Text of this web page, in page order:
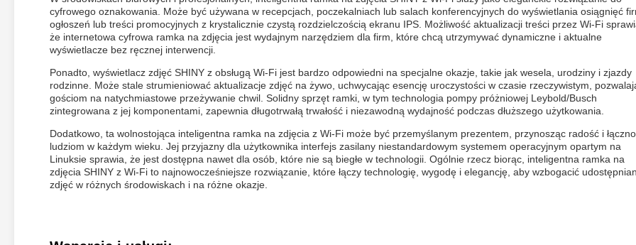
cyfrowego oznakowania. Może być używana w recepcjach, poczekalniach lub salach konferencyjnych do wyświetlania osiągnięć
ogłoszeń lub treści promocyjnych z krystalicznie czystą rozdzielczością ekranu IPS. Możliwość aktualizacji treści przez Wi-Fi
że internetowa cyfrowa ramka na zdjęcia jest wydajnym narzędziem dla firm, które chcą utrzymywać dynamiczne i aktualne
wyświetlacze bez ręcznej interwencji.
Ponadto, wyświetlacz zdjęć SHINY z obsługą Wi-Fi jest bardzo odpowiedni na specjalne okazje, takie jak wesela, urodziny i zjazdy
rodzinne. Może stale strumieniować aktualizacje zdjęć na żywo, uchwycając esencję uroczystości w czasie rzeczywistym,
gościom na natychmiastowe przeżywanie chwil. Solidny sprzęt ramki, w tym technologia pompy próżniowej Leybold/Busch
zintegrowana z jej komponentami, zapewnia długotrwałą trwałość i niezawodną wydajność podczas dłuższego użytkowania.
Dodatkowo, ta wolnostojąca inteligentna ramka na zdjęcia z Wi-Fi może być przemyślanym prezentem, przynosząc radość i
ludziom w każdym wieku. Jej przyjazny dla użytkownika interfejs zasilany niestandardowym systemem operacyjnym opartym na
Linuksie sprawia, że jest dostępna nawet dla osób, które nie są biegłe w technologii. Ogólnie rzecz biorąc, inteligentna ramka na
zdjęcia SHINY z Wi-Fi to najnowocześniejsze rozwiązanie, które łączy technologię, wygodę i elegancję, aby wzbogacić
zdjęć w różnych środowiskach i na różne okazje.